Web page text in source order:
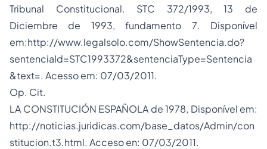
Tribunal Constitucional. STC 372/1993, 13 de
Diciembre de 1993, fundamento 7. Disponível
em:http://www.legalsolo.com/ShowSentencia.do?
sentenciaId=STC1993372&sentenciaType=Sentencia
&text=. Acesso em: 07/03/2011.
Op. Cit.
LA CONSTITUCIÓN ESPAÑOLA de 1978, Disponível em:
http://noticias.juridicas.com/base_datos/Admin/con
stitucion.t3.html. Acceso en: 07/03/2011.